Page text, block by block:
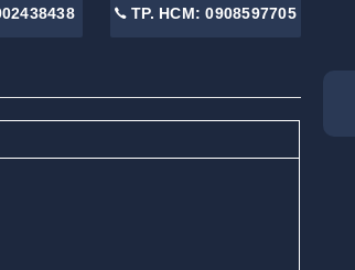
TP. HCM: 0908597705